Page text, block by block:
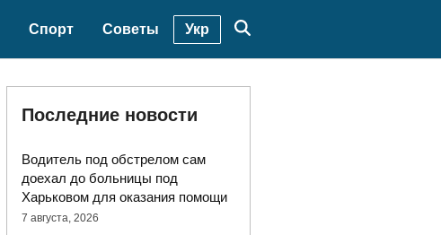
Спорт Советы Укр
Последние новости
Водитель под обстрелом сам
доехал до больницы под
Харьковом для оказания помощи
7 августа, 2026